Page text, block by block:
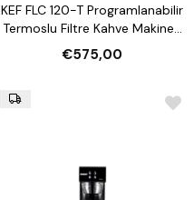
KEF FLC 120-T Programlanabilir
Termoslu Filtre Kahve Makinesi
(1.9 Lt Termos Kapasiteli)
€575,00